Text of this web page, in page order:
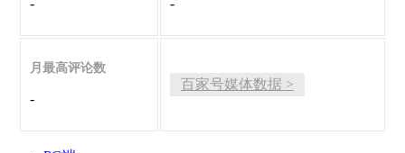
月最高评论数
-
百家号媒体数据 >